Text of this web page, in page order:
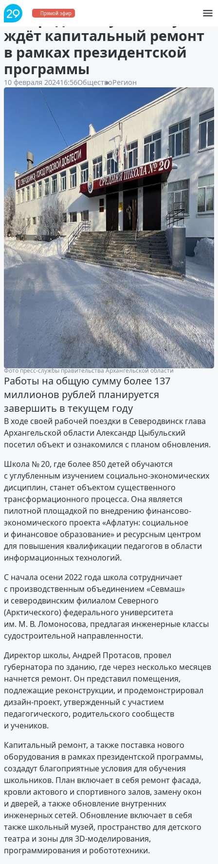
Прямой эфир
Северодвинскую школу №20
ждёт капитальный ремонт
в рамках президентской
программы
10 февраля 202416:56ОбществоРегион
Фото пресс-службы правительства Архангельской области
Работы на общую сумму более 137
миллионов рублей планируется
завершить в текущем году
В ходе своей рабочей поездки в Северодвинск глава
Архангельской области Александр Цыбульский
посетил объект и ознакомился с планом обновления.
Школа № 20, где более 850 детей обучаются
с углубленным изучением социально-экономических
дисциплин, станет объектом существенного
трансформационного процесса. Она является
пилотной площадкой по внедрению финансово-
экономического проекта «Афлатун: социальное
и финансовое образование» и ресурсным центром
для повышения квалификации педагогов в области
информационных технологий.
С начала осени 2022 года школа сотрудничает
с производственным объединением «Севмаш»
и северодвинским филиалом Северного
(Арктического) федерального университета
им. М. В. Ломоносова, предлагая инженерные классы
судостроительной направленности.
Директор школы, Андрей Протасов, провел
губернатора по зданию, где через несколько месяцев
начнется ремонт. Он представил помещения,
подлежащие реконструкции, и продемонстрировал
дизайн-проект, утвержденный с участием
педагогического, родительского сообществ
и учеников.
Капитальный ремонт, а также поставка нового
оборудования в рамках президентской программы,
создадут благоприятные условия для обучения
школьников. План включает в себя ремонт фасада,
кровли актового и спортивного залов, замену окон
и дверей, а также обновление внутренних
инженерных сетей. Обновление включает в себя
также школьный музей, пространство для детского
театра и зоны для 3D-моделирования,
программирования и робототехники.